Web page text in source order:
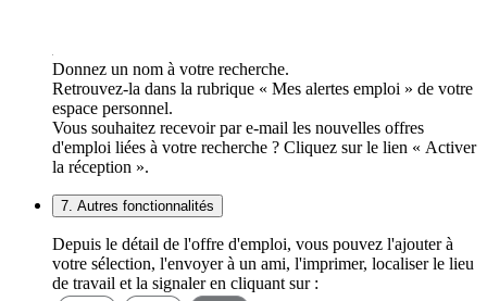
Donnez un nom à votre recherche.
Retrouvez-la dans la rubrique « Mes alertes emploi » de votre
espace personnel.
Vous souhaitez recevoir par e-mail les nouvelles offres
d'emploi liées à votre recherche ? Cliquez sur le lien « Activer
la réception ».
7. Autres fonctionnalités
Depuis le détail de l'offre d'emploi, vous pouvez l'ajouter à
votre sélection, l'envoyer à un ami, l'imprimer, localiser le lieu
de travail et la signaler en cliquant sur :